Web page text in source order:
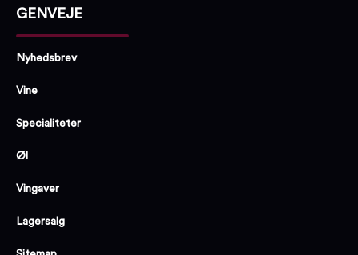
GENVEJE
Nyhedsbrev
Vine
Specialiteter
Øl
Vingaver
Lagersalg